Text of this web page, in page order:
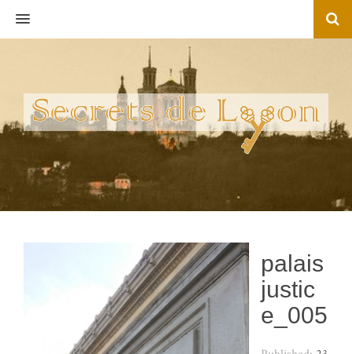
MENU
palais
justic
e_005